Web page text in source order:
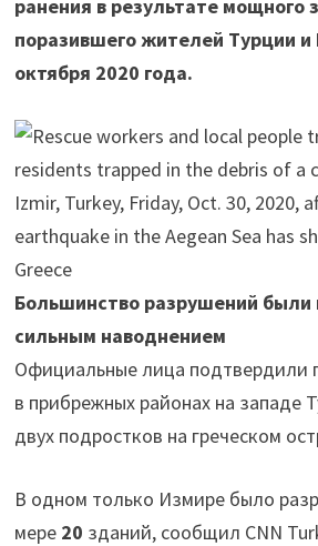
ранения в результате мощного
поразившего жителей Турции и
октября 2020 года.
Большинство разрушений были
сильным наводнением
Официальные лица подтвердили
в прибрежных районах на западе
двух подростков на греческом
В одном только Измире было
мере 20 зданий, сообщил CNN